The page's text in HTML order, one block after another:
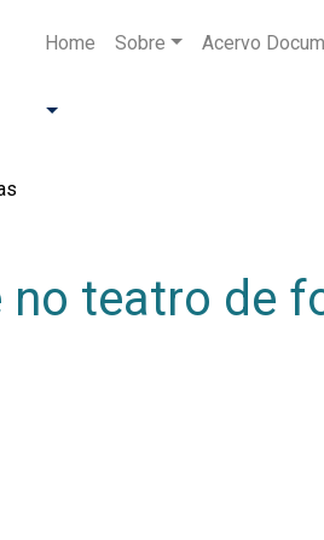
Home Sobre Acervo
teatro de